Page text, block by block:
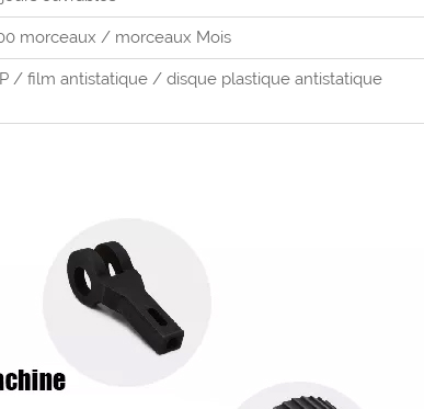
morceaux / morceaux Mois
/ film antistatique / disque plastique antistatique